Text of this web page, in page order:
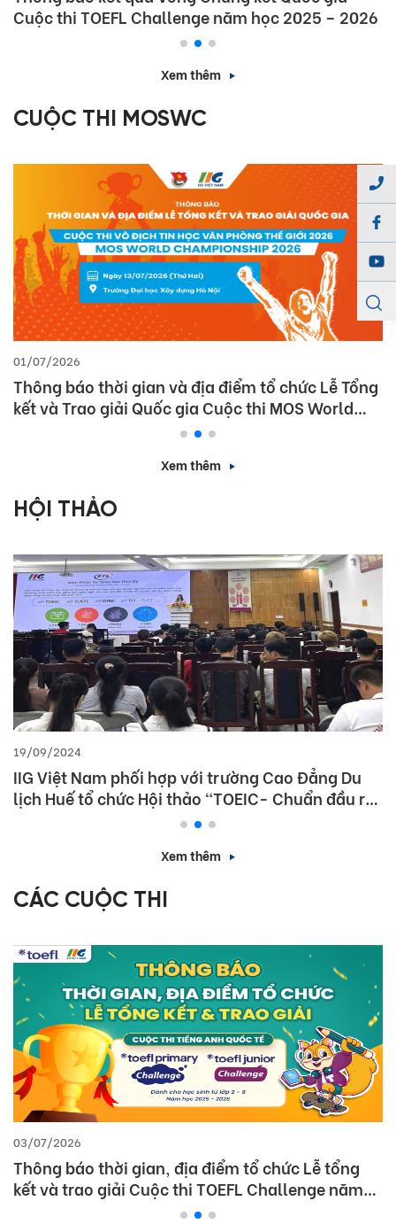
Cuộc thi TOEFL Challenge năm học 2025 – 2026
Xem thêm
CUỘC THI MOSWC
01/07/2026
Thông báo thời gian và địa điểm tổ chức Lễ Tổng
kết và Trao giải Quốc gia Cuộc thi MOS World
Xem thêm
HỘI THẢO
19/09/2024
IIG Việt Nam phối hợp với trường Cao Đẳng Du
lịch Huế tổ chức Hội thảo “TOEIC- Chuẩn đầu ra
tiếng Anh- Bí Quyết chinh phục nhà tuyển dụng”
Xem thêm
CÁC CUỘC THI
03/07/2026
Thông báo thời gian, địa điểm tổ chức Lễ tổng
kết và trao giải Cuộc thi TOEFL Challenge năm